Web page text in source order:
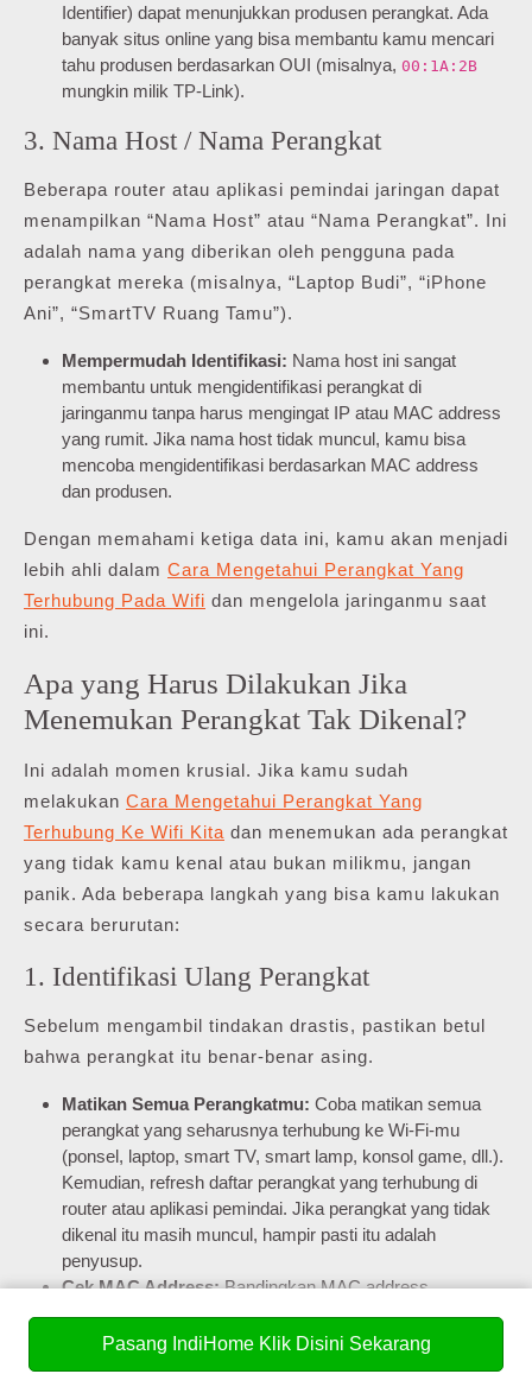
Identifier) dapat menunjukkan produsen perangkat. Ada
banyak situs online yang bisa membantu kamu mencari
tahu produsen berdasarkan OUI (misalnya, 00:1A:2B
mungkin milik TP-Link).
3. Nama Host / Nama Perangkat
Beberapa router atau aplikasi pemindai jaringan dapat
menampilkan “Nama Host” atau “Nama Perangkat”. Ini
adalah nama yang diberikan oleh pengguna pada
perangkat mereka (misalnya, “Laptop Budi”, “iPhone
Ani”, “SmartTV Ruang Tamu”).
Mempermudah Identifikasi: Nama host ini sangat
membantu untuk mengidentifikasi perangkat di
jaringanmu tanpa harus mengingat IP atau MAC address
yang rumit. Jika nama host tidak muncul, kamu bisa
mencoba mengidentifikasi berdasarkan MAC address
dan produsen.
Dengan memahami ketiga data ini, kamu akan menjadi
lebih ahli dalam Cara Mengetahui Perangkat Yang
Terhubung Pada Wifi dan mengelola jaringanmu saat
ini.
Apa yang Harus Dilakukan Jika
Menemukan Perangkat Tak Dikenal?
Ini adalah momen krusial. Jika kamu sudah
melakukan Cara Mengetahui Perangkat Yang
Terhubung Ke Wifi Kita dan menemukan ada perangkat
yang tidak kamu kenal atau bukan milikmu, jangan
panik. Ada beberapa langkah yang bisa kamu lakukan
secara berurutan:
1. Identifikasi Ulang Perangkat
Sebelum mengambil tindakan drastis, pastikan betul
bahwa perangkat itu benar-benar asing.
Matikan Semua Perangkatmu: Coba matikan semua
perangkat yang seharusnya terhubung ke Wi-Fi-mu
(ponsel, laptop, smart TV, smart lamp, konsol game, dll.).
Kemudian, refresh daftar perangkat yang terhubung di
router atau aplikasi pemindai. Jika perangkat yang tidak
dikenal itu masih muncul, hampir pasti itu adalah
penyusup.
Cek MAC Address:Bandingkan MAC address
perangkat tak dikenal dengan daftar MAC address
perangkatmu. Setiap perangkat memiliki MAC address
Pasang IndiHome Klik Disini Sekarang